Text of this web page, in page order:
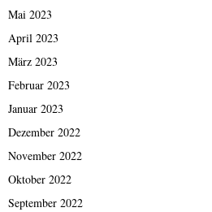
Mai 2023
April 2023
März 2023
Februar 2023
Januar 2023
Dezember 2022
November 2022
Oktober 2022
September 2022